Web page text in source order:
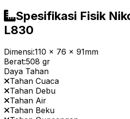
Spesifikasi Fisik
L830
Dimensi:110 x 76 x 91mm
Berat:508 gr
Daya Tahan
Tahan Cuaca
Tahan Debu
Tahan Air
Tahan Beku